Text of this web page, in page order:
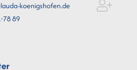
koenigshofen.de
7889